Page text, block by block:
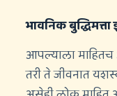
भावनिक
आपल्याला
तरी ते जीवनात